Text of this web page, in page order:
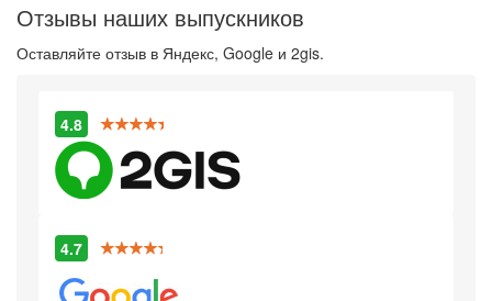
Отзывы наших выпускников
Оставляйте отзыв в Яндекс, Google и 2gis.
4.8
4.7